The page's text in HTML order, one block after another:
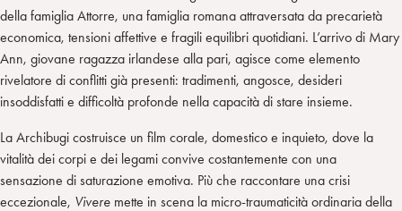
della famiglia Attorre, una famiglia romana attraversata da precarietà
economica, tensioni affettive e fragili equilibri quotidiani. L’arrivo di Mary
Ann, giovane ragazza irlandese alla pari, agisce come elemento
rivelatore di conflitti già presenti: tradimenti, angosce, desideri
insoddisfatti e difficoltà profonde nella capacità di stare insieme.
La Archibugi costruisce un film corale, domestico e inquieto, dove la
vitalità dei corpi e dei legami convive costantemente con una
sensazione di saturazione emotiva. Più che raccontare una crisi
eccezionale, Vivere mette in scena la micro-traumaticità ordinaria della